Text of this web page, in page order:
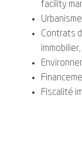
facility
Contrats
Fiscalité